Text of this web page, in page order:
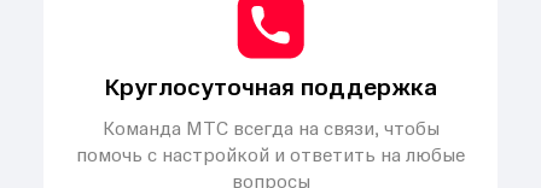
Круглосуточная поддержка
Команда МТС всегда на связи, чтобы
помочь с настройкой и ответить на любые
вопросы